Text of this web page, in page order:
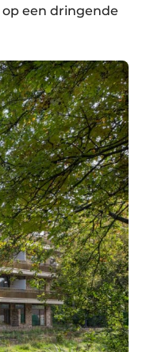
een dringende